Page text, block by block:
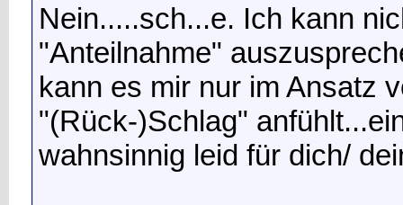
Nein.....sch...e. Ich kann
"Anteilnahme"
kann es mir nur im Ansatz
"(Rück-)Schlag"
wahnsinnig leid für dich/